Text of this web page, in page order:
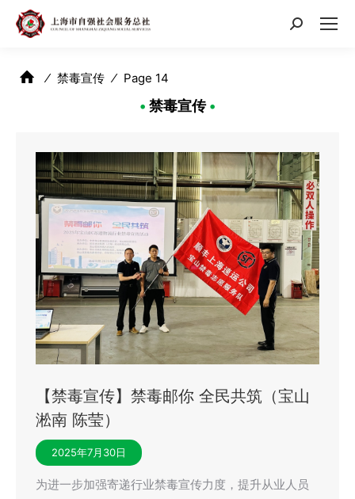
搜
⁄ 禁毒宣传 ⁄ Page 14
• 禁毒宣传•
【禁毒宣传】禁毒邮你 全民共筑（宝山
淞南 陈莹）
2025年7月30日
为进一步加强寄递行业禁毒宣传力度，提升从业人员